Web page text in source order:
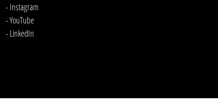
- Instagram
- YouTube
- LinkedIn